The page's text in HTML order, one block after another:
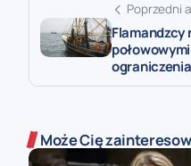
Poprzedni
Flamandzcy
Może Cię